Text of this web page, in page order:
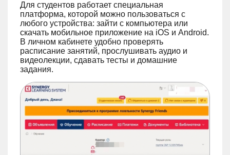
Для студентов работает специальная
платформа, которой можно пользоваться с
любого устройства: зайти с компьютера или
скачать мобильное приложение на iOS и Android.
В личном кабинете удобно проверять
расписание занятий, прослушивать аудио и
видеолекции, сдавать тесты и домашние
задания.